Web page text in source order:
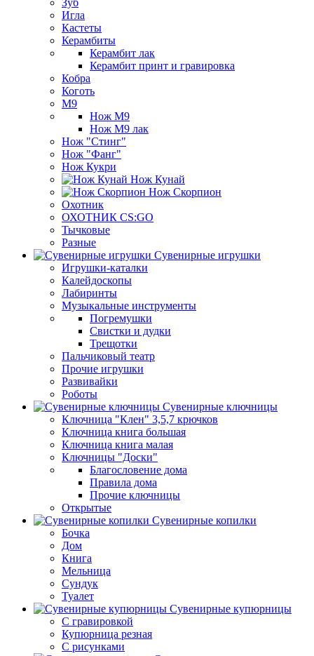
Зуб
Игла
Кастеты
Керамбиты
Керамбит лак
Керамбит принт и гравировка
Кобра
Коготь
М9
Нож М9
Нож М9 лак
Нож "Стинг"
Нож "Фанг"
Нож Кукри
Нож Кунай
Нож Скорпион
Охотник
ОХОТНИК CS:GO
Тычковые
Разные
Сувенирные игрушки
Игрушки-каталки
Калейдоскопы
Лабиринты
Музыкальные инструменты
Погремушки
Свистки и дудки
Трещотки
Пальчиковый театр
Прочие игрушки
Развивайки
Роботы
Сувенирные ключницы
Ключница "Клен" 3,5,7 крючков
Ключница книга большая
Ключница книга малая
Ключницы "Доски"
Благословение дома
Правила дома
Прочие ключницы
Открытые
Сувенирные копилки
Бочка
Дом
Книга
Мельница
Сундук
Туалет
Сувенирные купюрницы
C гравировкой
Купюрница резная
С рисунками